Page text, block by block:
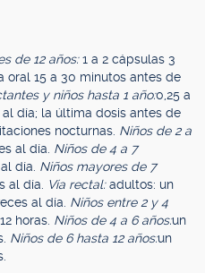
de 12 años:1 a 2 cápsulas 3
oral 15 a 30 minutos antes de
y niños hasta 1 año:0,25 a
día; la última dosis antes de
nocturnas. Niños de 2 a
al día. Niños de 4 a 7
día. Niños mayores de 7
al día. Vía rectal:adultos: un
al día. Niños entre 2 y 4
horas. Niños de 4 a 6 años:un
Niños de 6 hasta 12 años:un